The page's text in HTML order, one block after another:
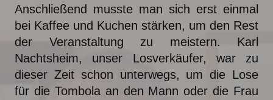
Anschließend musste man sich erst einmal
bei Kaffee und Kuchen stärken, um den Rest
der Veranstaltung zu meistern. Karl
Nachtsheim, unser Losverkäufer, war zu
dieser Zeit schon unterwegs, um die Lose
für die Tombola an den Mann oder die Frau